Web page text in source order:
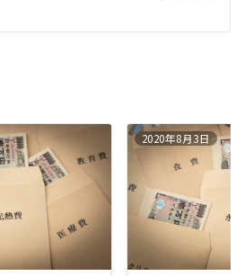
2020年8月3日